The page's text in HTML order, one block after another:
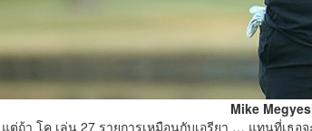
Mike
ต่ถ้า โค เล่น 27 รายการเหมือนกับเอรียา … แทนที่เธอ